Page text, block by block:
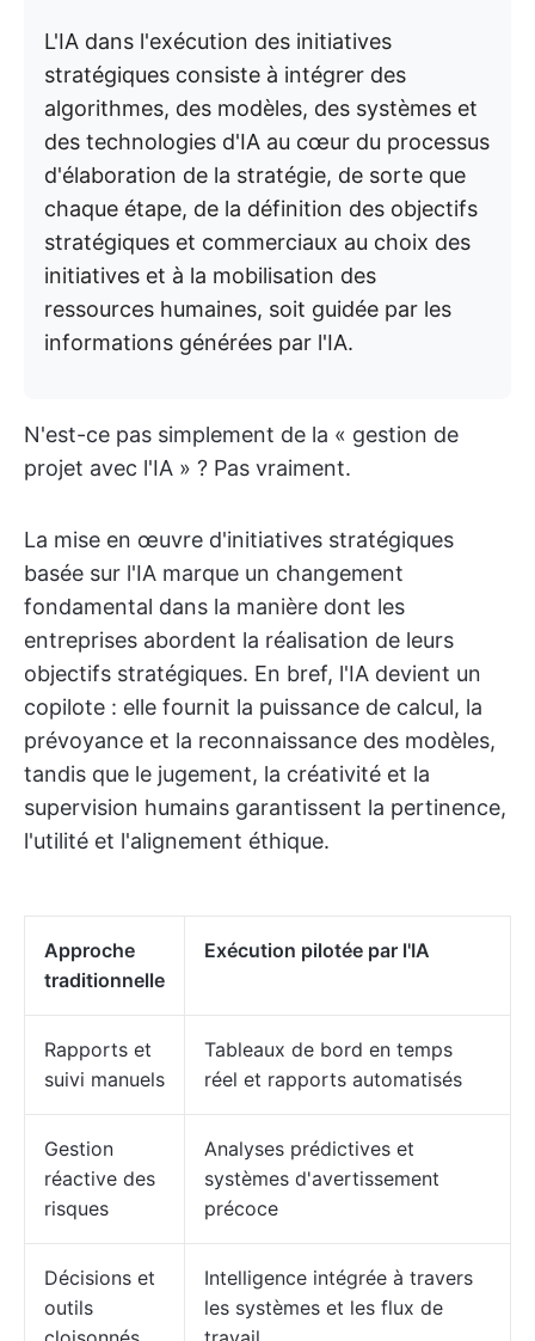
L'IA dans l'exécution des initiatives
stratégiques consiste à intégrer des
algorithmes, des modèles, des systèmes et
des technologies d'IA au cœur du processus
d'élaboration de la stratégie, de sorte que
chaque étape, de la définition des objectifs
stratégiques et commerciaux au choix des
initiatives et à la mobilisation des
ressources humaines, soit guidée par les
informations générées par l'IA.
N'est-ce pas simplement de la « gestion de
projet avec l'IA » ? Pas vraiment.
La mise en œuvre d'initiatives stratégiques
basée sur l'IA marque un changement
fondamental dans la manière dont les
entreprises abordent la réalisation de leurs
objectifs stratégiques. En bref, l'IA devient un
copilote : elle fournit la puissance de calcul, la
prévoyance et la reconnaissance des modèles,
tandis que le jugement, la créativité et la
supervision humains garantissent la pertinence,
l'utilité et l'alignement éthique.
Approche
traditionnelle
Exécution pilotée par l'IA
Rapports et
suivi manuels
Tableaux de bord en temps
réel et rapports automatisés
Gestion
réactive des
risques
Analyses prédictives et
systèmes d'avertissement
précoce
Décisions et
outils
Intelligence intégrée à travers
les systèmes et les flux de